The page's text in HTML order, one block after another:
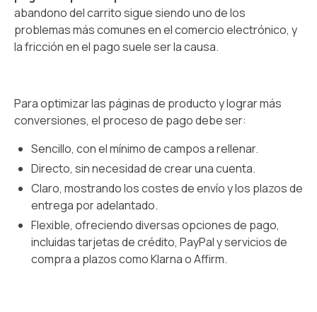
abandono del carrito sigue siendo uno de los
problemas más comunes en el comercio electrónico, y
la fricción en el pago suele ser la causa.
Para optimizar las páginas de producto y lograr más
conversiones, el proceso de pago debe ser:
Sencillo, con el mínimo de campos a rellenar.
Directo, sin necesidad de crear una cuenta.
Claro, mostrando los costes de envío y los plazos de
entrega por adelantado.
Flexible, ofreciendo diversas opciones de pago,
incluidas tarjetas de crédito, PayPal y servicios de
compra a plazos como Klarna o Affirm.